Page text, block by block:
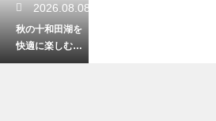
2026.08.08
秋の十和田湖を
快適に楽しむ！
気温に合わせた